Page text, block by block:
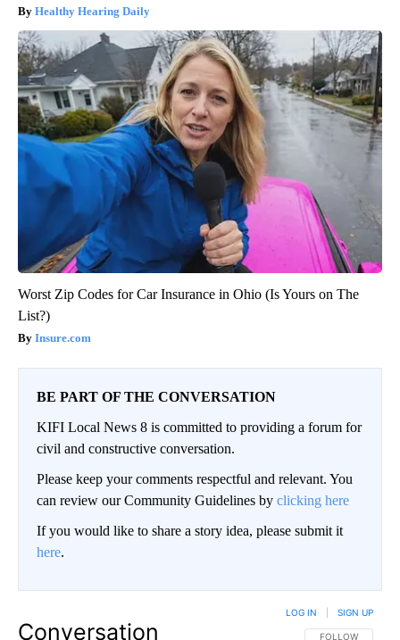
Healthy Hearing Daily
Worst Zip Codes for Car Insurance in Ohio (Is Yours on The
List?)
Insure.com
BE PART OF THE CONVERSATION
KIFI Local News 8 is committed to providing a forum for
civil and constructive conversation.
Please keep your comments respectful and relevant. You
can review our Community Guidelines by clicking here
If you would like to share a story idea, please submit it
here.
Conversation FOLLOW THIS
FOLLOW
LOG IN SIGN UP